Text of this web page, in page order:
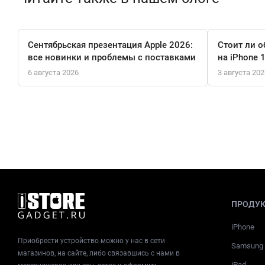
Сентябрьская презентация Apple 2026:
все новинки и проблемы с поставками
6 августа 2026
Стоит ли
на iPhone
3 августа
Приобрести устройство можно у нас в сети
магазинов, на сайте, либо связавшись с нами в
iPhone
Samsung